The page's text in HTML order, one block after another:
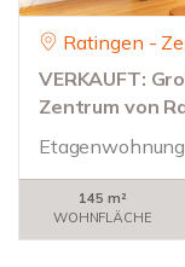
Ratingen -
VERKAUFT:
Zentrum von
Etagenwohnung
145 m²
WOHNFLÄCHE